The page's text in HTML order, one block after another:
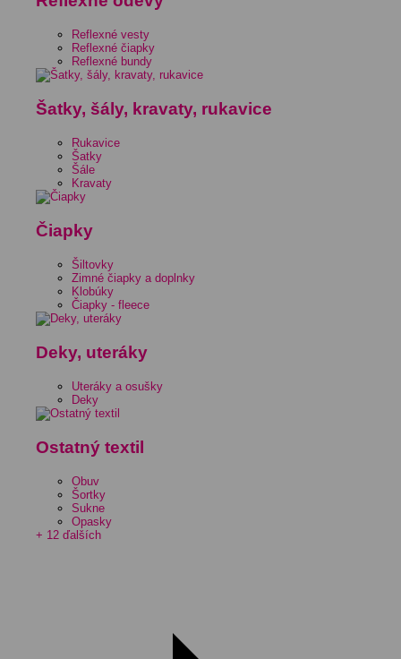
Reflexné vesty
Reflexné čiapky
Reflexné bundy
Šatky, šály, kravaty, rukavice
Rukavice
Šatky
Šále
Kravaty
Čiapky
Šiltovky
Zimné čiapky a doplnky
Klobúky
Čiapky - fleece
Deky, uteráky
Uteráky a osušky
Deky
Ostatný textil
Obuv
Šortky
Sukne
Opasky
+ 12 ďalších